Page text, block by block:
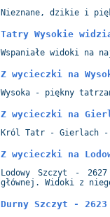
Nieznane, dzikie i
Tatry Wysokie
Wspaniałe widoki na
Z wycieczki na
Wysoka - piękny
Z wycieczki na
Król Tatr - Gierlach -
Z wycieczki na
Lodowy Szczyt -
głównej. Widoki z
Durny Szczyt -